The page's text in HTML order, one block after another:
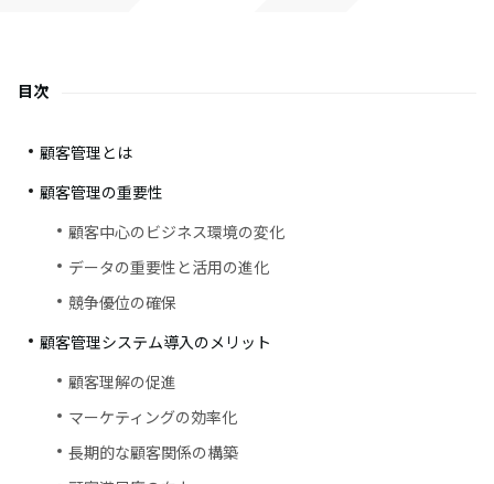
目次
顧客管理とは
顧客管理の重要性
顧客中心のビジネス環境の変化
データの重要性と活用の進化
競争優位の確保
顧客管理システム導入のメリット
顧客理解の促進
マーケティングの効率化
長期的な顧客関係の構築